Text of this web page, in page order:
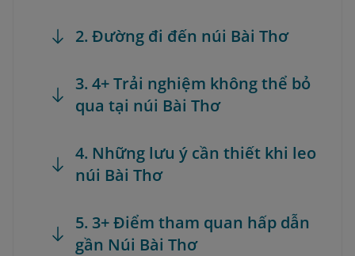
2. Đường đi đến núi Bài Thơ
3. 4+ Trải nghiệm không thể bỏ
qua tại núi Bài Thơ
4. Những lưu ý cần thiết khi leo
núi Bài Thơ
5. 3+ Điểm tham quan hấp dẫn
gần Núi Bài Thơ